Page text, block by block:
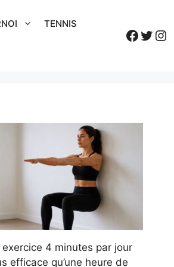
TENNIS
exercice 4 minutes par jour
efficace qu’une heure de